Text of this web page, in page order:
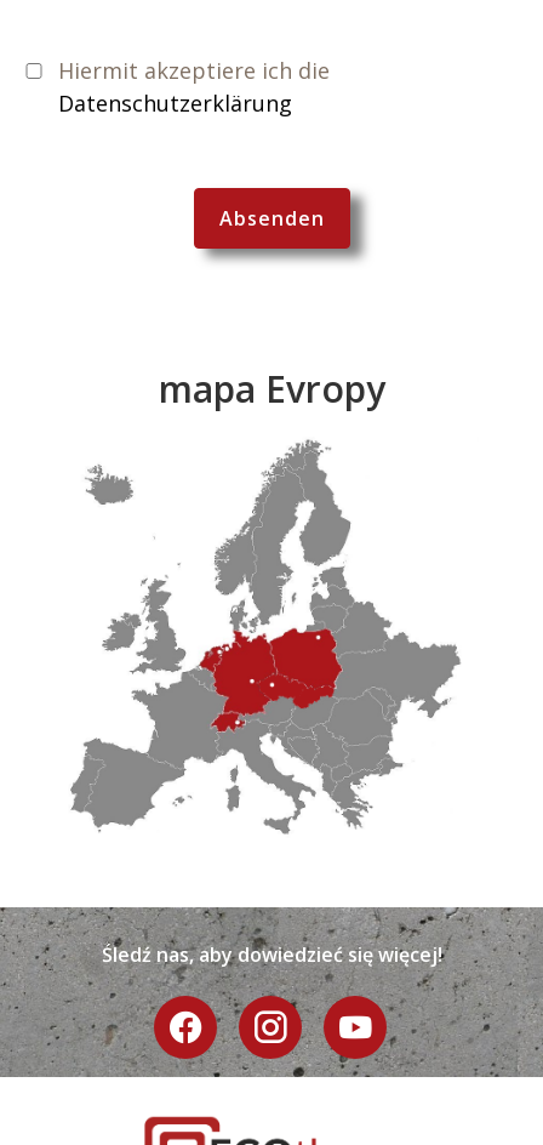
Hiermit akzeptiere ich die
Datenschutzerklärung
mapa Evropy
Śledź nas, aby dowiedzieć się więcej!
. . .